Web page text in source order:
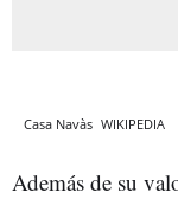
Casa Navàs WIKIPEDIA
Además de su